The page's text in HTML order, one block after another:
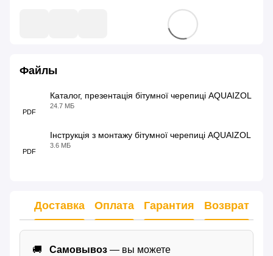
Файлы
PDF
Каталог, презентація бітумної черепиці AQUAIZOL
24.7 МБ
PDF
Інструкція з монтажу бітумної черепиці AQUAIZOL
3.6 МБ
Доставка Оплата Гарантия Возврат
Самовывоз — вы можете